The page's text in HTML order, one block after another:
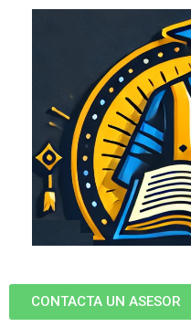
CONTACTA UN ASESOR